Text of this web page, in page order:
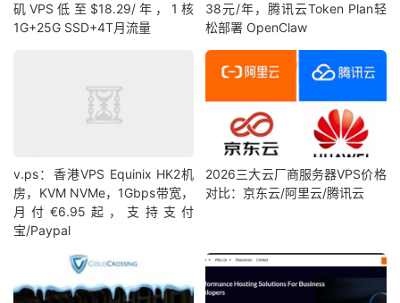
矶VPS低至$18.29/年，1核
1G+25G SSD+4T月流量
38元/年，腾讯云Token Plan轻
松部署 OpenClaw
v.ps：香港VPS Equinix HK2机
房，KVM NVMe，1Gbps带宽，
月付€6.95起，支持支付
宝/Paypal
2026三大云厂商服务器VPS价格
对比：京东云/阿里云/腾讯云